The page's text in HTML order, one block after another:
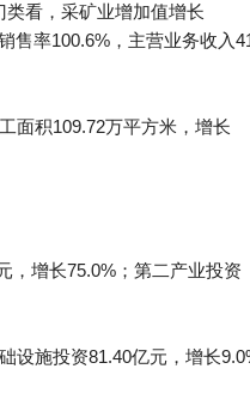
看，采矿业增加值增长
售率100.6%，主营业务收入
面积109.72万平方米，增长
，增长75.0%；第二产业投资
施投资81.40亿元，增长